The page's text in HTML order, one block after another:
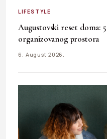
LIFESTYLE
Augustovski reset doma:
organizovanog prostora
6. August 2026.